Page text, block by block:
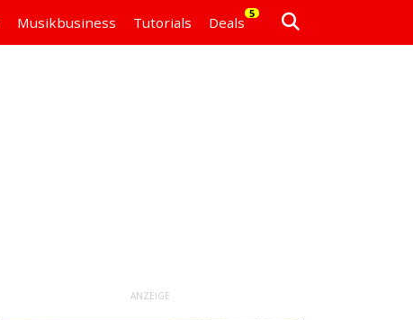
Musikbusiness Tutorials Deals
5
ANZEIGE